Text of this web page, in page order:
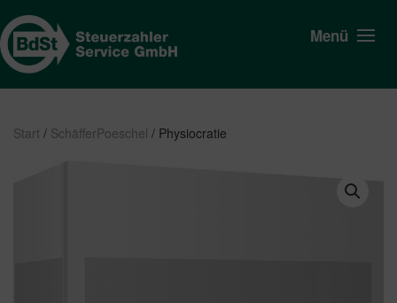
Menü
Start / SchäfferPoeschel / Physiocratie